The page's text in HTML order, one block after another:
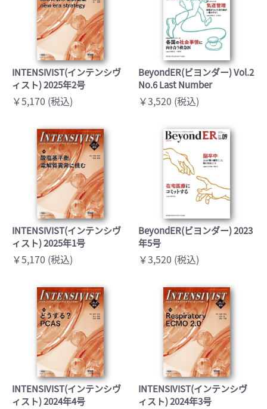
INTENSIVIST(インテンシヴ
ィスト) 2025年2号
￥5,170 (税込)
BeyondER(ビヨンダー) Vol.2
No.6 Last Number
￥3,520 (税込)
INTENSIVIST(インテンシヴ
ィスト) 2025年1号
￥5,170 (税込)
BeyondER(ビヨンダー) 2023
年5号
￥3,520 (税込)
INTENSIVIST(インテンシヴ
ィスト) 2024年4号
INTENSIVIST(インテンシヴ
ィスト) 2024年3号